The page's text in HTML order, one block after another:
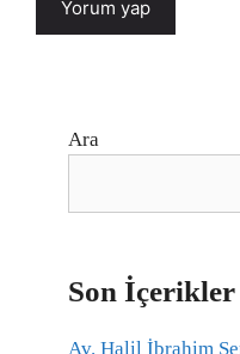
Ara
Son İçerikler
Av. Halil İbrahim